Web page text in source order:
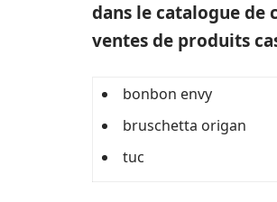
dans le catalogue de
ventes de produits
bonbon envy
bruschetta origan
tuc